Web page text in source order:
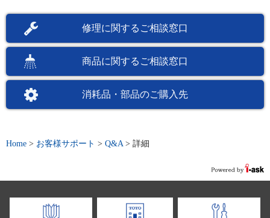
修理に関するご相談窓口
商品に関するご相談窓口
消耗品・部品のご購入先
Home > お客様サポート > Q&A > 詳細